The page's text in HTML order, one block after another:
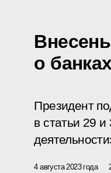
о
Президент
в статьи 29
4 августа 2023 года